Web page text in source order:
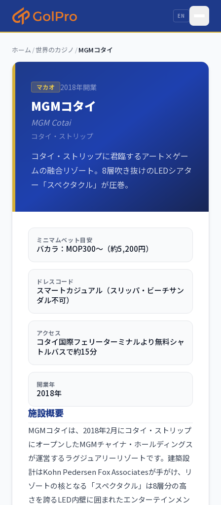
EN
ホーム /世界のカジノ /MGMコタイ
マカオ 2018年開業
MGMコタイ
MGM Cotai
コタイ・ストリップ
コタイ・ストリップに君臨するアート×ゲー
ムの融合リゾート。8層吹き抜けのLEDシアタ
ー「スペクタクル」が圧巻。
ミニマムベット目安
バカラ：MOP300〜（約5,200円）
ドレスコード
スマートカジュアル（スリッパ・ビーチサン
ダル不可）
アクセス
コタイ国際フェリーターミナルより無料シャ
トルバスで約15分
開業年
2018年
施設概要
MGMコタイは、2018年2月にコタイ・ストリップ
にオープンしたMGMチャイナ・ホールディングス
が運営するラグジュアリーリゾートです。建築設
計はKohn Pedersen Fox Associatesが手がけ、リ
ゾートの核となる「スペクタクル」は8層分の高
さを誇るLED内壁に囲まれたエンターテインメン